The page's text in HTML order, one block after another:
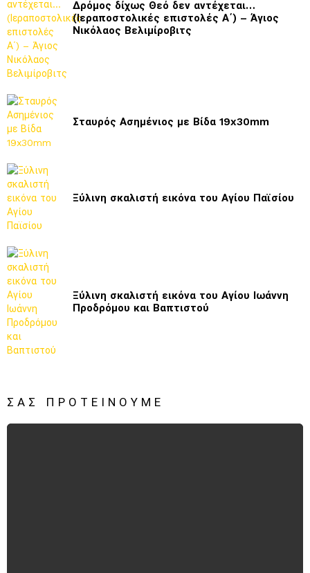
Δρόμος δίχως Θεό δεν αντέχεται…
(Ιεραποστολικές επιστολές Α΄) – Άγιος
Νικόλαος Βελιμίροβιτς
Σταυρός Ασημένιος με Βίδα 19x30mm
Ξύλινη σκαλιστή εικόνα του Αγίου Παϊσίου
Ξύλινη σκαλιστή εικόνα του Αγίου Ιωάννη
Προδρόμου και Βαπτιστού
ΣΑΣ ΠΡΟΤΕΊΝΟΥΜΕ